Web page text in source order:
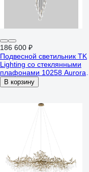
186 600 ₽
Подвесной светильник TK
Lighting со стеклянными
плафонами 10258 Aurora
прозрачный a068316
В корзину